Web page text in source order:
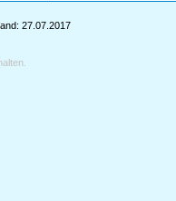
27.07.2017